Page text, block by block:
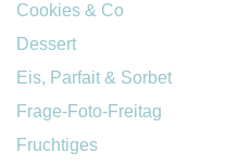
Cookies & Co
Dessert
Eis, Parfait & Sorbet
Frage-Foto-Freitag
Fruchtiges